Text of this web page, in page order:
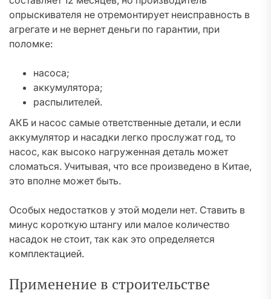
опрыскивателя не отремонтирует неисправность в
агрегате и не вернет деньги по гарантии, при
поломке:
насоса;
аккумулятора;
распылителей.
АКБ и насос самые ответственные детали, и если
аккумулятор и насадки легко прослужат год, то
насос, как высоко нагруженная деталь может
сломаться. Учитывая, что все произведено в Китае,
это вполне может быть.
Особых недостатков у этой модели нет. Ставить в
минус короткую штангу или малое количество
насадок не стоит, так как это определяется
комплектацией.
Применение в строительстве